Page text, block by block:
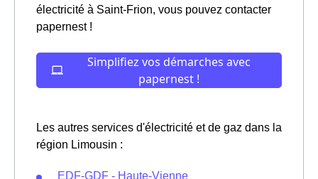
électricité à Saint-Frion, vous pouvez contacter
papernest !
Les autres services d'électricité et de gaz dans la
région Limousin :
EDF-GDF - Haute-Vienne